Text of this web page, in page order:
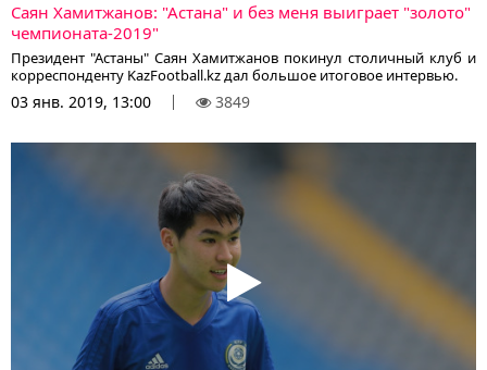
Саян Хамитжанов: "Астана" и без меня выиграет "золото"
чемпионата-2019"
Президент "Астаны" Саян Хамитжанов покинул столичный клуб и
корреспонденту KazFootball.kz дал большое итоговое интервью.
03 янв. 2019, 13:00 3849